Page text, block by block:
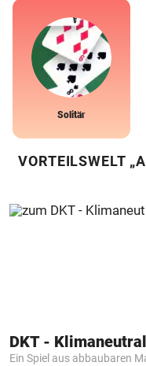
Solitär
VORTEILSWELT
Ein Spiel aus abbaubaren